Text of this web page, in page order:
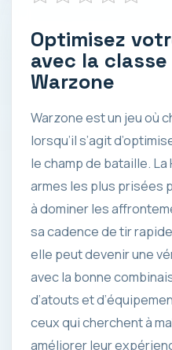
Optimisez
avec la
Warzone
Warzone est un jeu où
lorsqu’il s’agit
le champ de bataille. La
armes les plus prisées
à dominer les
sa cadence de tir
elle peut devenir une
avec la bonne
d’atouts et
ceux qui cherchent à
améliorer leur